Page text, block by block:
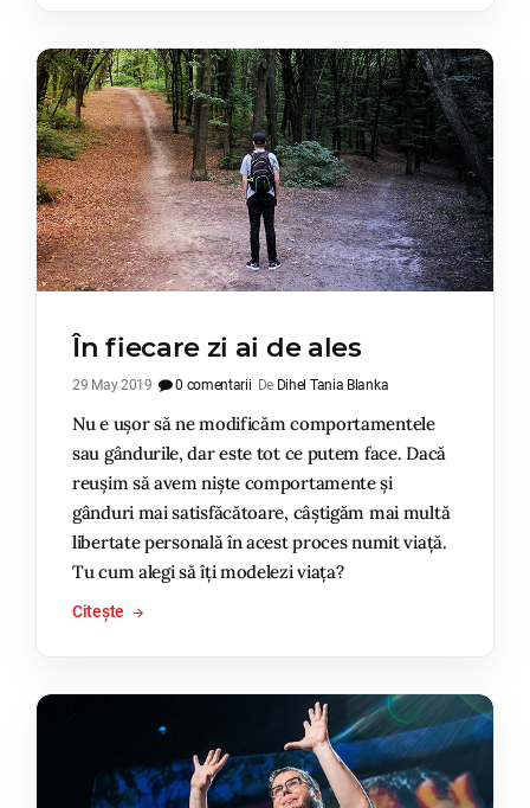
În fiecare zi ai de ales
29 May 2019 0 comentarii De Dihel Tania Blanka
Nu e ușor să ne modificăm comportamentele
sau gândurile, dar este tot ce putem face. Dacă
reușim să avem niște comportamente și
gânduri mai satisfăcătoare, câștigăm mai multă
libertate personală în acest proces numit viață.
Tu cum alegi să îți modelezi viața?
Citește